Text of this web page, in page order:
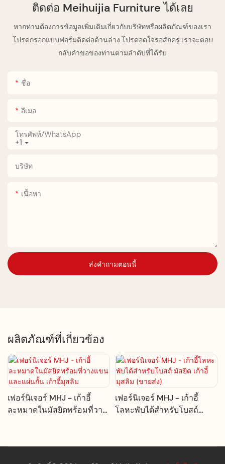
ติดต่อ Meihuijia Furniture ได้เลย
หากท่านต้องการข้อมูลเพิ่มเติมเกี่ยวกับบริษัทหรือผลิตภัณฑ์ของเรา
โปรดกรอกแบบฟอร์มติดต่อด้านล่าง โปรดอดใจรอสักครู่ เราจะตอบ
กลับคำขอของท่านตามลำดับที่ได้รับ
ชื่อ
อีเมล
+1
โทรศัพท์/WhatsApp
บริษัท
เนื้อหา
ส่งคำถามตอนนี้
ผลิตภัณฑ์ที่เกี่ยวข้อง
เฟอร์นิเจอร์ MHJ - เก้าอี้
ละหมาดในมัสยิดพร้อมที่วาง
เฟอร์นิเจอร์ MHJ - เก้าอี้
โลหะพับได้สำหรับโบสถ์